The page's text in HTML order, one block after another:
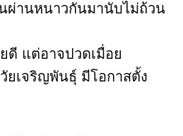
ผ่านหนาวกันมานับไม่ถ้วน
ดี แต่อาจปวดเมื่อย
ยเจริญพันธุ์ มีโอกาสตั้ง